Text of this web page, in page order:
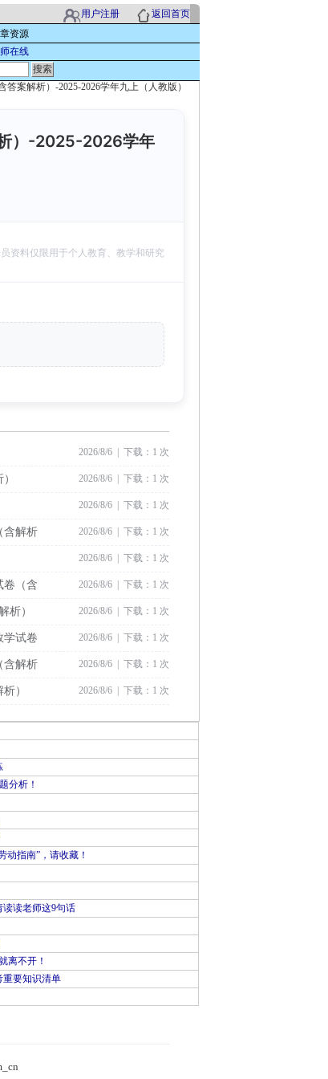
用户注册
返回首页
资源
在线
案解析）-2025-2026学年九上（人教版）
）-2025-2026学年
资料仅限用于个人教育、教学和研究
2026/8/6 | 下载：1 次
2026/8/6 | 下载：1 次
2026/8/6 | 下载：1 次
含解析 2026/8/6 | 下载：1 次
2026/8/6 | 下载：1 次
卷（含 2026/8/6 | 下载：1 次
析） 2026/8/6 | 下载：1 次
学试卷 2026/8/6 | 下载：1 次
含解析 2026/8/6 | 下载：1 次
） 2026/8/6 | 下载：1 次
分析！
动指南”，请收藏！
读老师这9句话
离不开！
重要知识清单